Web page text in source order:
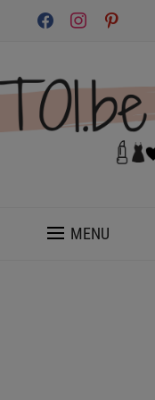
facebookinstagrampinterest
MENU